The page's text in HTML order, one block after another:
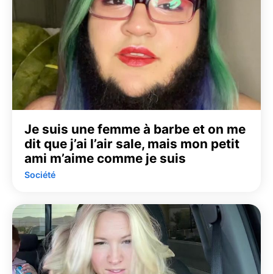
Je suis une femme à barbe et on me
dit que j’ai l’air sale, mais mon petit
ami m’aime comme je suis
Société